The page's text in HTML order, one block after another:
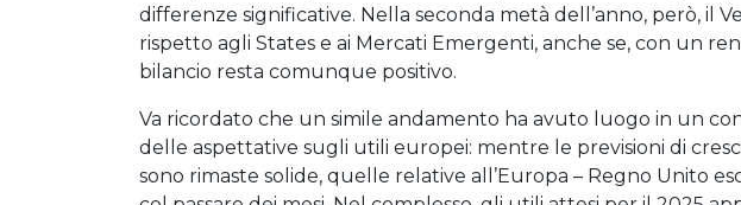
differenze significative. Nella seconda metà dell’anno, però, il
rispetto agli States e ai Mercati Emergenti, anche se, con un
bilancio resta comunque positivo.
Va ricordato che un simile andamento ha avuto luogo in un
delle aspettative sugli utili europei: mentre le previsioni di
sono rimaste solide, quelle relative all’Europa – Regno Unito